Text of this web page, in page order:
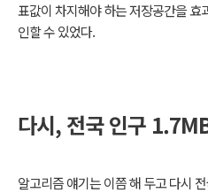
표값이 차지해야 하는 저장공간을 효
인할 수 있었다.
다시, 전국 인구
알고리즘 얘기는 이쯤 해 두고 다시